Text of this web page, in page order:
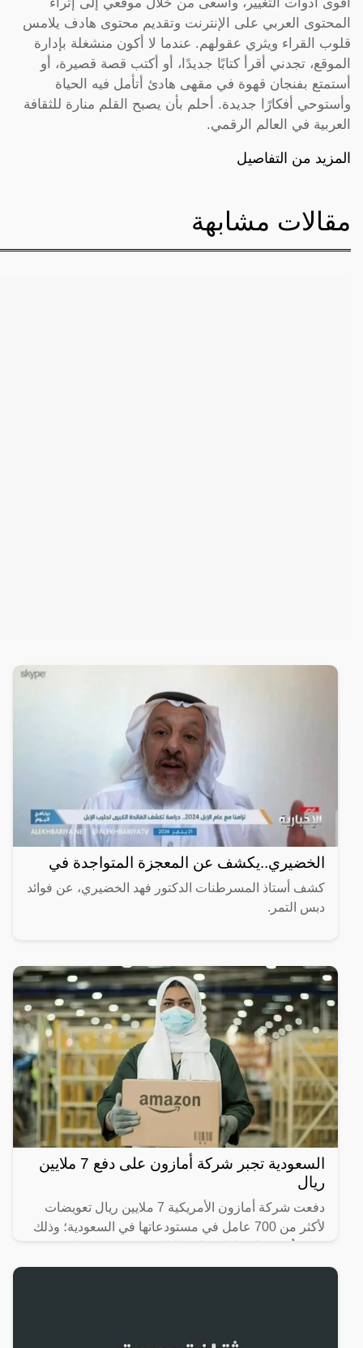
المحتوى العربي على الإنترنت وتقديم محتوى هادف يلامس
قلوب القراء ويثري عقولهم. عندما لا أكون منشغلة بإدارة
الموقع، تجدني أقرأ كتابًا جديدًا، أو أكتب قصة قصيرة، أو
أستمتع بفنجان قهوة في مقهى هادئ أتأمل فيه الحياة
وأستوحي أفكارًا جديدة. أحلم بأن يصبح القلم منارة للثقافة
العربية في العالم الرقمي.
المزيد من التفاصيل
مقالات مشابهة
الخضيري..يكشف عن المعجزة المتواجدة في
كشف أستاذ المسرطنات الدكتور فهد الخضيري، عن فوائد
دبس التمر.
السعودية تجبر شركة أمازون على دفع 7 ملايين
ريال
دفعت شركة أمازون الأمريكية 7 ملايين ريال تعويضات
لأكثر من 700 عامل في مستودعاتها في السعودية؛ وذلك
قانونية؛